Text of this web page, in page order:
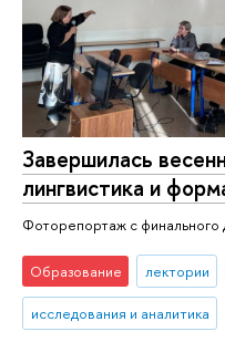
Завершилась
лингвистика и
Фоторепортаж с финального
Образование лектории
исследования и аналитика